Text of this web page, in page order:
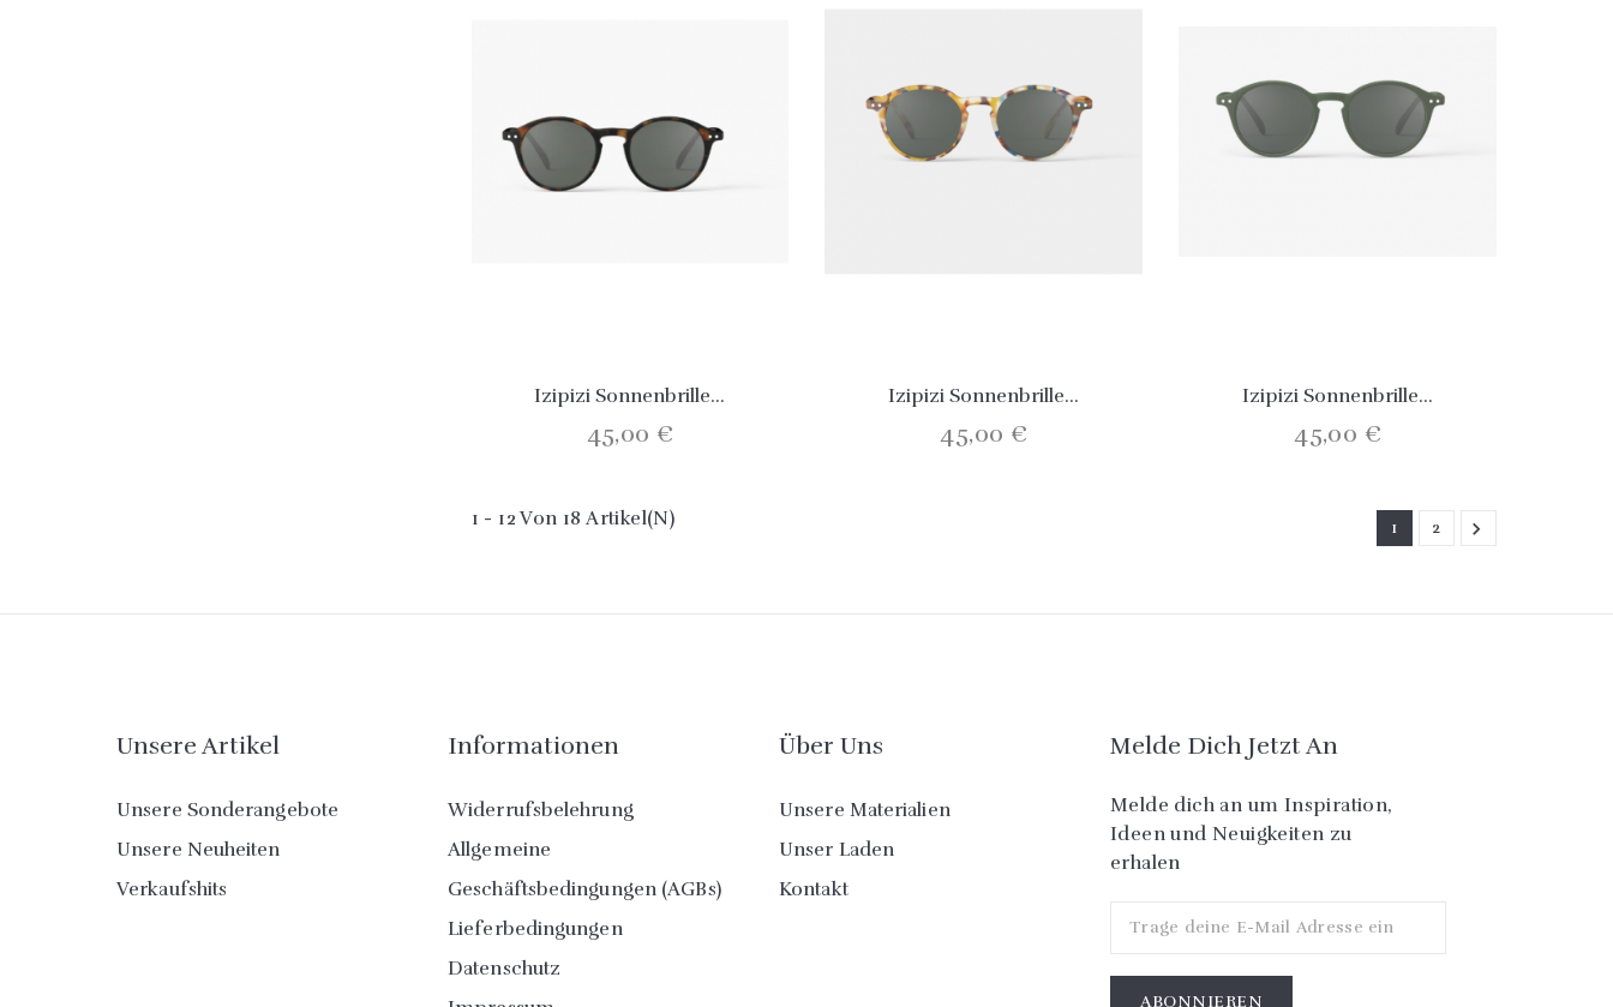
Izipizi Sonnenbrille...
45,00 €
Izipizi Sonnenbrille...
45,00 €
Izipizi Sonnenbrille...
45,00 €
1 - 12 Von 18 Artikel(n) 1 2 
Unsere Artikel
Unsere Sonderangebote
Unsere Neuheiten
Verkaufshits
Informationen
Widerrufsbelehrung
Allgemeine
Geschäftsbedingungen (AGBs)
Lieferbedingungen
Datenschutz
Über Uns
Unsere Materialien
Unser Laden
Kontakt
Melde Dich Jetzt An
Melde dich an um Inspiration,
Ideen und Neuigkeiten zu
erhalen